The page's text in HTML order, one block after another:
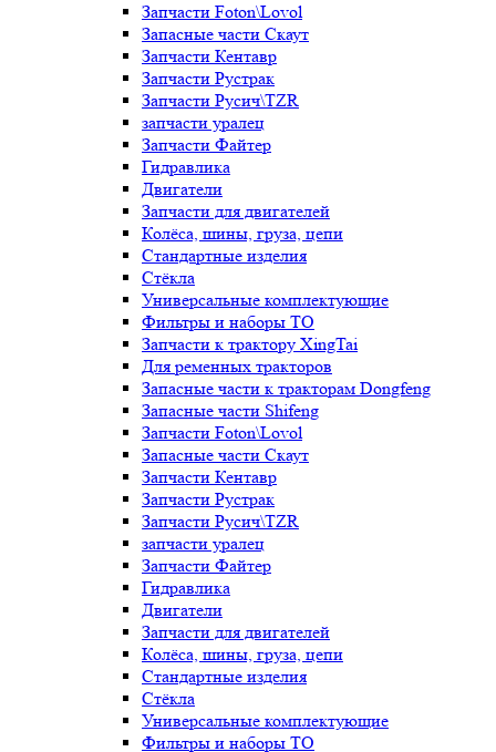
Запчасти Foton\Lovol
Запасные части Скаут
Запчасти Кентавр
Запчасти Рустрак
Запчасти Русич\TZR
запчасти уралец
Запчасти Файтер
Гидравлика
Двигатели
Запчасти для двигателей
Колёса, шины, груза, цепи
Стандартные изделия
Стёкла
Универсальные комплектующие
Фильтры и наборы ТО
Запчасти к трактору XingTai
Для ременных тракторов
Запасные части к тракторам Dongfeng
Запасные части Shifeng
Запчасти Foton\Lovol
Запасные части Скаут
Запчасти Кентавр
Запчасти Рустрак
Запчасти Русич\TZR
запчасти уралец
Запчасти Файтер
Гидравлика
Двигатели
Запчасти для двигателей
Колёса, шины, груза, цепи
Стандартные изделия
Стёкла
Универсальные комплектующие
Фильтры и наборы ТО